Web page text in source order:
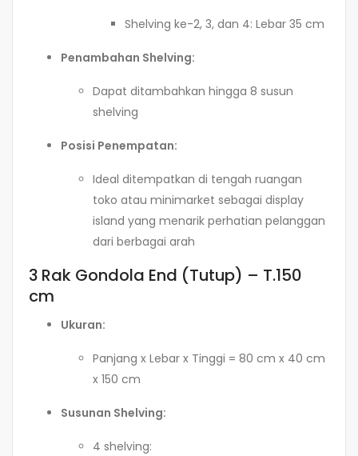
Shelving ke-2, 3, dan 4: Lebar 35 cm
Penambahan Shelving:
Dapat ditambahkan hingga 8 susun
shelving
Posisi Penempatan:
Ideal ditempatkan di tengah ruangan
toko atau minimarket sebagai display
island yang menarik perhatian pelanggan
dari berbagai arah
3 Rak Gondola End (Tutup) – T.150
cm
Ukuran:
Panjang x Lebar x Tinggi = 80 cm x 40 cm
x 150 cm
Susunan Shelving:
4 shelving: